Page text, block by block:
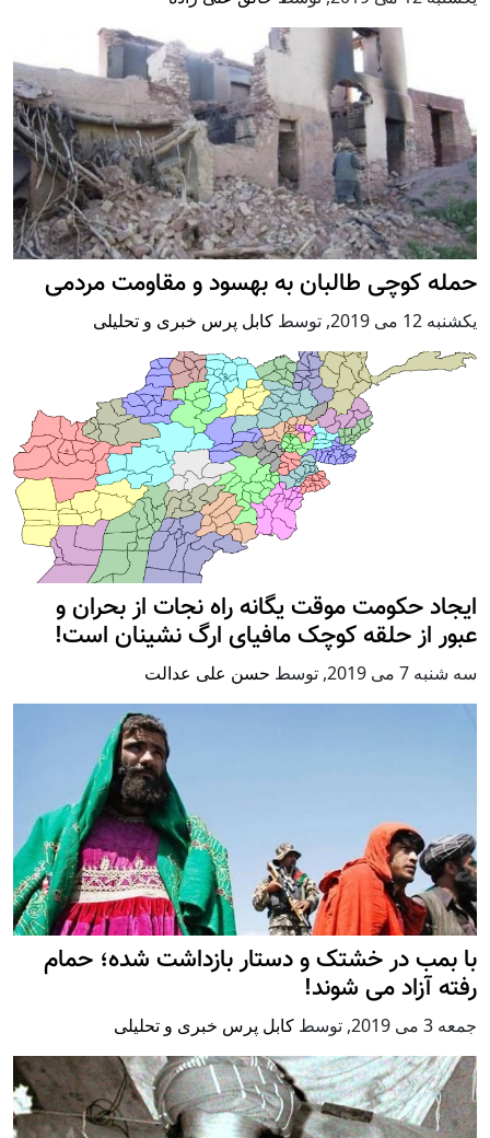
حمله کوچی طالبان به بهسود و مقاومت مردمی
يكشنبه 12 می 2019 , توسط کابل پرس خبری و تحلیلی
ایجاد حکومت موقت یگانه راه نجات از بحران و
عبور از حلقه کوچک مافیای ارگ نشینان است!
سه شنبه 7 می 2019 , توسط حسن علی عدالت
با بمب در خشتک و دستار بازداشت شده؛ حمام
رفته آزاد می شوند!
جمعه 3 می 2019 , توسط کابل پرس خبری و تحلیلی